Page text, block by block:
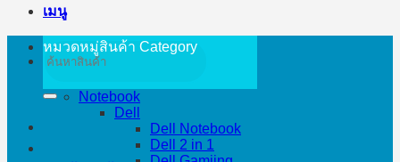
เมนู
ค้นหา:
หมวดหมู่สินค้า Category
Notebook
Dell
Dell Notebook
Dell 2 in 1